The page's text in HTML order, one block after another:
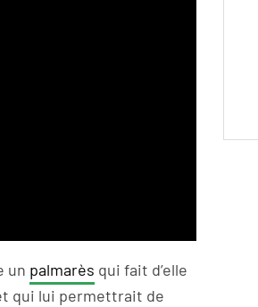
un palmarès qui fait d’elle
qui lui permettrait de